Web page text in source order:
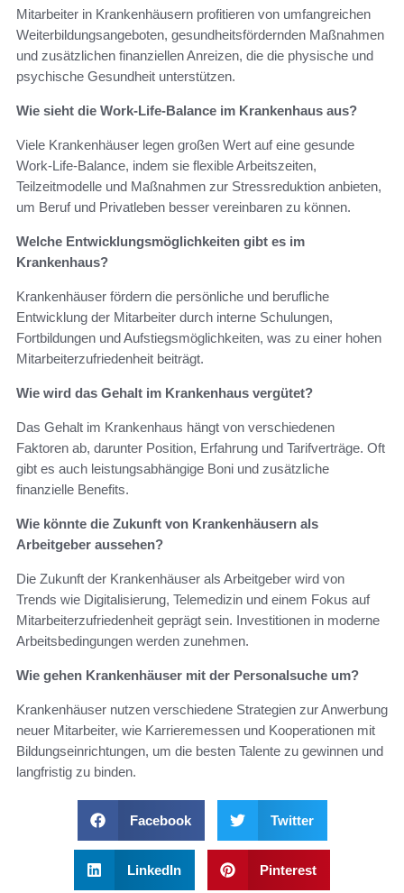
Mitarbeiter in Krankenhäusern profitieren von umfangreichen
Weiterbildungsangeboten, gesundheitsfördernden Maßnahmen
und zusätzlichen finanziellen Anreizen, die die physische und
psychische Gesundheit unterstützen.
Wie sieht die Work-Life-Balance im Krankenhaus aus?
Viele Krankenhäuser legen großen Wert auf eine gesunde
Work-Life-Balance, indem sie flexible Arbeitszeiten,
Teilzeitmodelle und Maßnahmen zur Stressreduktion anbieten,
um Beruf und Privatleben besser vereinbaren zu können.
Welche Entwicklungsmöglichkeiten gibt es im
Krankenhaus?
Krankenhäuser fördern die persönliche und berufliche
Entwicklung der Mitarbeiter durch interne Schulungen,
Fortbildungen und Aufstiegsmöglichkeiten, was zu einer hohen
Mitarbeiterzufriedenheit beiträgt.
Wie wird das Gehalt im Krankenhaus vergütet?
Das Gehalt im Krankenhaus hängt von verschiedenen
Faktoren ab, darunter Position, Erfahrung und Tarifverträge. Oft
gibt es auch leistungsabhängige Boni und zusätzliche
finanzielle Benefits.
Wie könnte die Zukunft von Krankenhäusern als
Arbeitgeber aussehen?
Die Zukunft der Krankenhäuser als Arbeitgeber wird von
Trends wie Digitalisierung, Telemedizin und einem Fokus auf
Mitarbeiterzufriedenheit geprägt sein. Investitionen in moderne
Arbeitsbedingungen werden zunehmen.
Wie gehen Krankenhäuser mit der Personalsuche um?
Krankenhäuser nutzen verschiedene Strategien zur Anwerbung
neuer Mitarbeiter, wie Karrieremessen und Kooperationen mit
Bildungseinrichtungen, um die besten Talente zu gewinnen und
langfristig zu binden.
Facebook Twitter
LinkedIn Pinterest